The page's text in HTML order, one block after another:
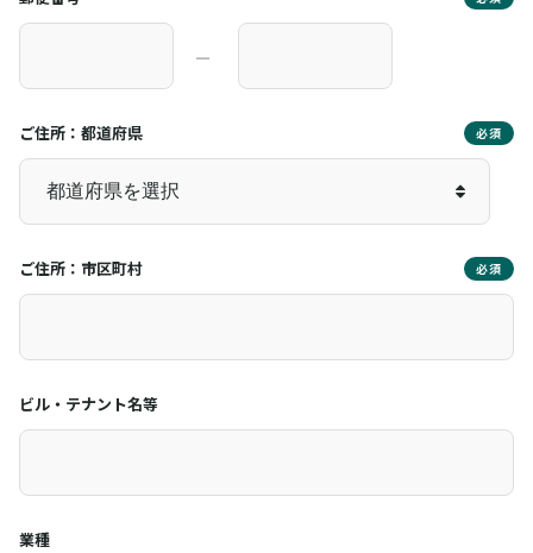
―
ご住所：都道府県 必須
ご住所：市区町村 必須
ビル・テナント名等
業種